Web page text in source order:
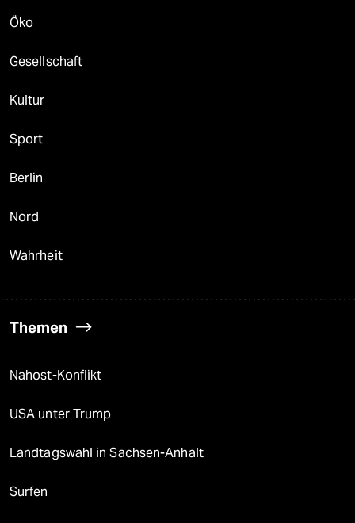
Öko
Gesellschaft
Kultur
Sport
Berlin
Nord
Wahrheit
Themen
Nahost-Konflikt
USA unter Trump
Landtagswahl in Sachsen-Anhalt
Surfen